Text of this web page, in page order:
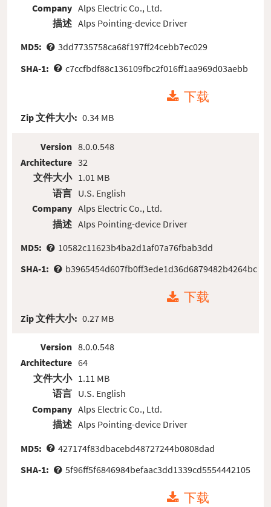
Company
描述
Alps Electric Co., Ltd.
Alps Pointing-device Driver
MD5:
3dd7735758ca68f197ff24cebb7ec029
SHA-1:
c7ccfbdf88c136109fbc2f016ff1aa969d03aebb
下载
Zip 文件大小: 0.34 MB
Version
Architecture
文件大小
语言
Company
描述
8.0.0.548
32
1.01 MB
U.S. English
Alps Electric Co., Ltd.
Alps Pointing-device Driver
MD5:
10582c11623b4ba2d1af07a76fbab3dd
SHA-1:
b3965454d607fb0ff3ede1d36d6879482b4264bc
下载
Zip 文件大小: 0.27 MB
Version
Architecture
文件大小
语言
Company
描述
8.0.0.548
64
1.11 MB
U.S. English
Alps Electric Co., Ltd.
Alps Pointing-device Driver
MD5:
427174f83dbacebd48727244b0808dad
SHA-1:
5f96ff5f6846984befaac3dd1339cd5554442105
下载